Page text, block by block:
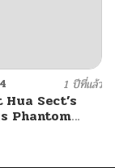
1 ปีที่แล้ว
Hua Sect’s
Phantom